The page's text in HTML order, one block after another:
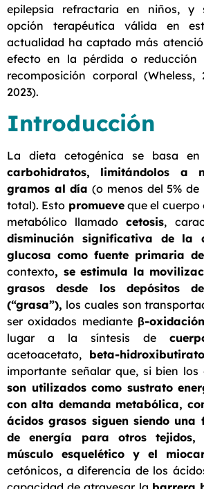
epilepsia refractaria en niños, y
opción terapéutica válida en
actualidad ha captado más
efecto en la pérdida o reducción
recomposición corporal
2023).
Introducción
La dieta cetogénica se basa
carbohidratos, limitándolos a
gramos al día (o menos del 5%
total). Esto promueveque el cuerpo
metabólico llamadocetosis,
disminución significativa de la
glucosa como fuente primaria
contexto, se estimula la
grasos desde los depósitos
(“grasa”), los cuales son
ser oxidados mediante β-oxidación
lugar a la síntesis de
acetoacetato, beta-hidroxibutirato
importante señalar que, si bien los
son utilizados como sustrato
con alta demanda metabólica,
ácidos grasos siguen siendo una
de energía para otros
músculo esquelético y el
cetónicos, a diferencia de los